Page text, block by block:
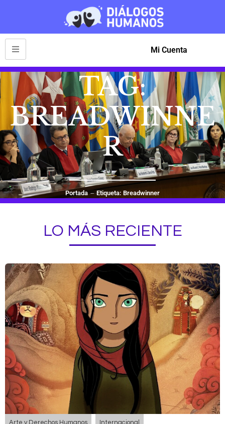
Mi Cuenta
TAG:
BREADWINNE
R
Portada Etiqueta: Breadwinner
LO MÁS RECIENTE
Arte y Derechos Humanos Internacional